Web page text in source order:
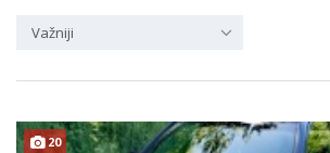
Važniji
20